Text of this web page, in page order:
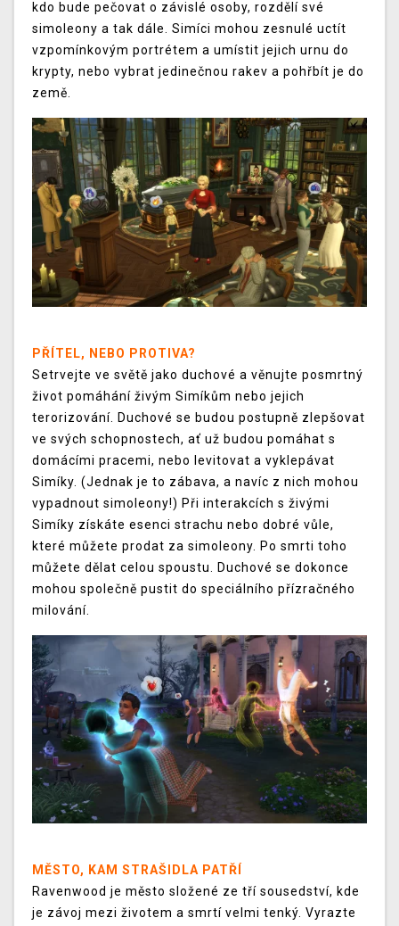
kdo bude pečovat o závislé osoby, rozdělí své
simoleony a tak dále. Simíci mohou zesnulé uctít
vzpomínkovým portrétem a umístit jejich urnu do
krypty, nebo vybrat jedinečnou rakev a pohřbít je do
země.
PŘÍTEL, NEBO PROTIVA?
Setrvejte ve světě jako duchové a věnujte posmrtný
život pomáhání živým Simíkům nebo jejich
terorizování. Duchové se budou postupně zlepšovat
ve svých schopnostech, ať už budou pomáhat s
domácími pracemi, nebo levitovat a vyklepávat
Simíky. (Jednak je to zábava, a navíc z nich mohou
vypadnout simoleony!) Při interakcích s živými
Simíky získáte esenci strachu nebo dobré vůle,
které můžete prodat za simoleony. Po smrti toho
můžete dělat celou spoustu. Duchové se dokonce
mohou společně pustit do speciálního přízračného
milování.
MĚSTO, KAM STRAŠIDLA PATŘÍ
Ravenwood je město složené ze tří sousedství, kde
je závoj mezi životem a smrtí velmi tenký. Vyrazte